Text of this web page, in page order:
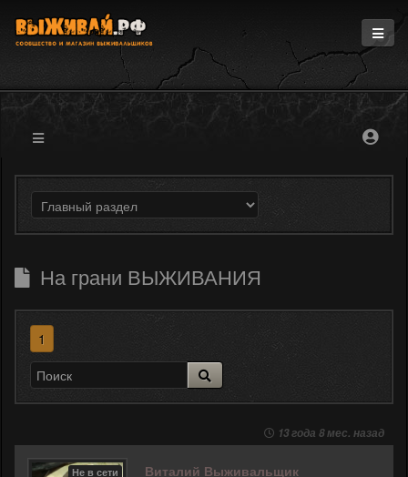
Информация
Магазин
Форум
На грани ВЫЖИВАНИЯ
1
13 года 8 мес. назад
Не в сети
Виталий Выживальщик